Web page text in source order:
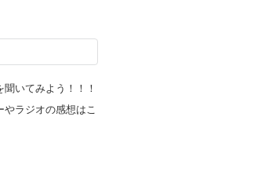
いてみよう！！！
ラジオの感想はこ